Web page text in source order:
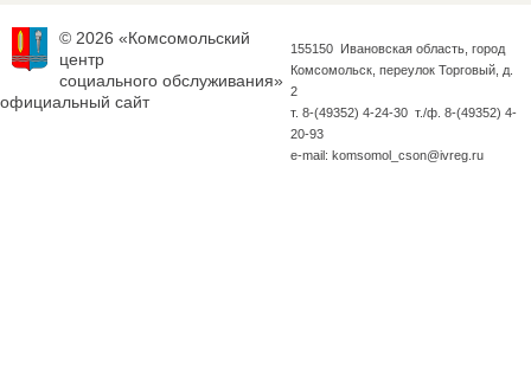
© 2026 «Комсомольский
центр
социального обслуживания»
официальный сайт
155150 Ивановская область, город
Комсомольск, переулок Торговый, д.
2
т. 8-(49352) 4-24-30 т./ф. 8-(49352) 4-
20-93
e-mail: komsomol_cson@ivreg.ru